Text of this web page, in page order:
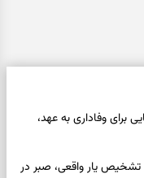
۱۹ مرداد ۱۴۰۵ | پیام‌هایی برای وفاداری به عهد،
دوشنبه ۱۹ مرداد ۱۴۰۵ | وقت تشخیص یار واقعی، صبر در